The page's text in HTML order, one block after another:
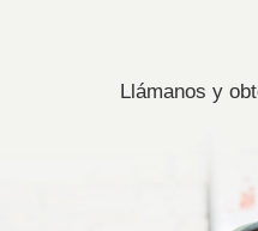
Llámanos y